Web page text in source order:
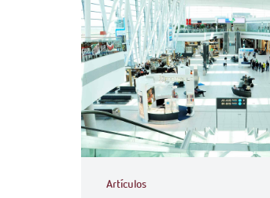
Artículos